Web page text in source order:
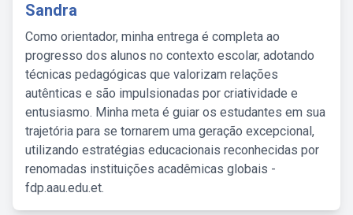
Sandra
Como orientador, minha entrega é completa ao
progresso dos alunos no contexto escolar, adotando
técnicas pedagógicas que valorizam relações
autênticas e são impulsionadas por criatividade e
entusiasmo. Minha meta é guiar os estudantes em sua
trajetória para se tornarem uma geração excepcional,
utilizando estratégias educacionais reconhecidas por
renomadas instituições acadêmicas globais -
fdp.aau.edu.et.